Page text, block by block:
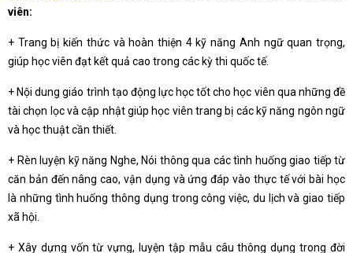
viên:
+ Trang bị kiến thức và hoàn thiện 4 kỹ năng Anh ngữ quan trọng,
giúp học viên đạt kết quả cao trong các kỳ thi quốc tế.
+ Nội dung giáo trình tạo động lực học tốt cho học viên qua những đề
tài chọn lọc và cập nhật giúp học viên trang bị các kỹ năng ngôn ngữ
và học thuật cần thiết.
+ Rèn luyện kỹ năng Nghe, Nói thông qua các tình huống giao tiếp từ
căn bản đến nâng cao, vận dụng và ứng đáp vào thực tế với bài học
là những tình huống thông dụng trong công việc, du lịch và giao tiếp
xã hội.
+ Xây dựng vốn từ vựng, luyện tập mẫu câu thông dụng trong đời